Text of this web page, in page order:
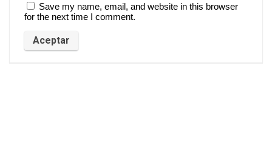
Save my name, email, and website in this browser
for the next time I comment.